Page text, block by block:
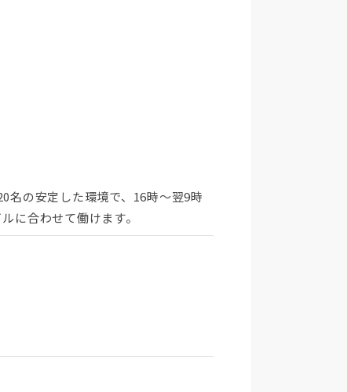
名の安定した環境で、16時～翌9時
に合わせて働けます。